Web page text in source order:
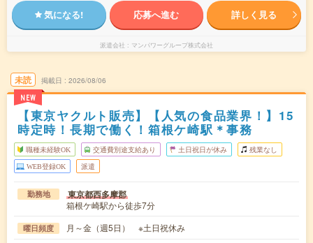
気になる! 応募へ進む 詳しく見る
派遣会社 マンパワーグループ株式会社
未読
NEW
掲載日 2026/08/06
【東京ヤクルト販売】【人気の食品業界！】15
時定時！長期で働く！箱根ケ崎駅＊事務
職種未経験OK 交通費別途支給あり 土日祝日が休み 残業なし
WEB登録OK 派遣
勤務地 東京都西多摩郡
箱根ケ崎駅から徒歩7分
曜日頻度 月～金（週5日） ※土日祝休み